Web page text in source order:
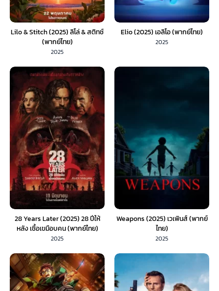
Lilo & Stitch (2025) ลิโล่ & สติทช์
(พากย์ไทย)
2025
Elio (2025) เอลิโอ (พากย์ไทย)
2025
28 Years Later (2025) 28 ปีให้
หลัง เชื้อเขมือบคน (พากย์ไทย)
2025
Weapons (2025) เวเพินส์ (พากย์
ไทย)
2025